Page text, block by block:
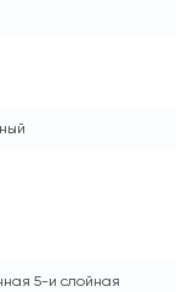
5-и слойная